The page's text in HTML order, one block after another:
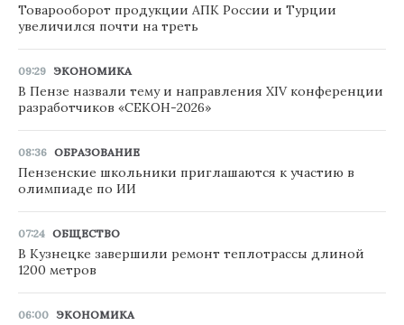
Товарооборот продукции АПК России и Турции
увеличился почти на треть
09:29 ЭКОНОМИКА
В Пензе назвали тему и направления XIV конференции
разработчиков «СЕКОН-2026»
08:36 ОБРАЗОВАНИЕ
Пензенские школьники приглашаются к участию в
олимпиаде по ИИ
07:24 ОБЩЕСТВО
В Кузнецке завершили ремонт теплотрассы длиной
1200 метров
06:00 ЭКОНОМИКА